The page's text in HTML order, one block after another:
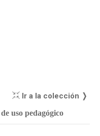
Ir a la colección ❭
uso pedagógico